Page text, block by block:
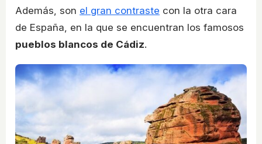
Además, son el gran contraste con la otra cara
de España, en la que se encuentran los famosos
pueblos blancos de Cádiz.